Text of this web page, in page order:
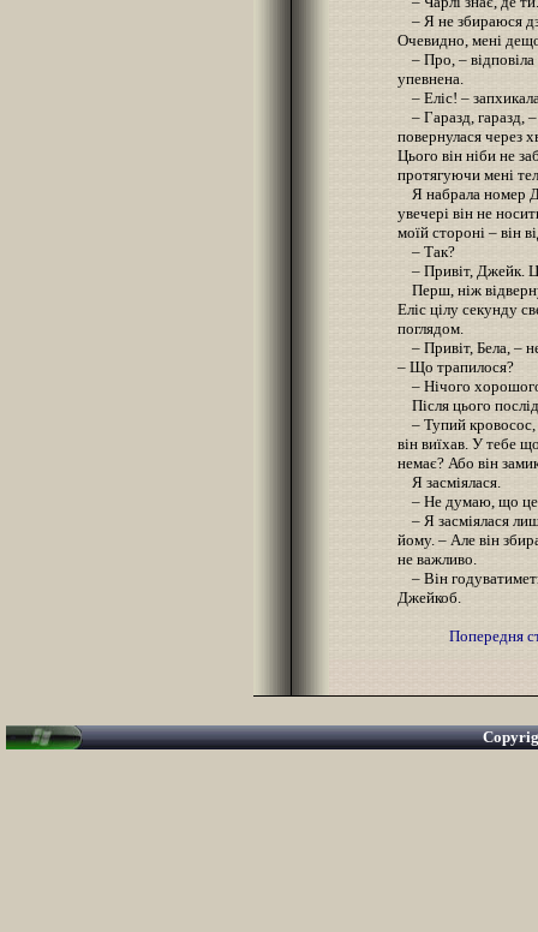
– Я не збираюся
Очевидно, мені
– Про, – відповіла
упевнена.
– Еліс! –
– Гаразд, гаразд,
повернулася через
Цього він ніби не
протягуючи мені
Я набрала номер
увечері він не
моїй стороні – він
– Так?
– Привіт, Джейк.
Перш, ніж
Еліс цілу секунду
поглядом.
– Привіт, Бела, –
– Що трапилося?
– Нічого
Після цього
– Тупий кровосос,
він виїхав. У тебе
немає? Або він
Я засміялася.
– Не думаю, що
– Я засміялася
йому. – Але він
не важливо.
– Він
Джейкоб.
Попередня